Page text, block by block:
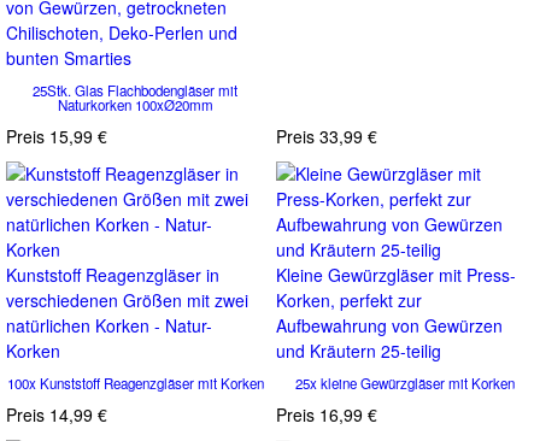
von Gewürzen, getrockneten
Chilischoten, Deko-Perlen und
bunten Smarties
25Stk. Glas Flachbodengläser mit
Naturkorken 100xØ20mm
Preis 15,99 € Preis 33,99 €
Kunststoff Reagenzgläser in
verschiedenen Größen mit zwei
natürlichen Korken - Natur-
Korken
100x Kunststoff Reagenzgläser mit Korken
Preis 14,99 €
Kleine Gewürzgläser mit Press-
Korken, perfekt zur
Aufbewahrung von Gewürzen
und Kräutern 25-teilig
25x kleine Gewürzgläser mit Korken
Preis 16,99 €